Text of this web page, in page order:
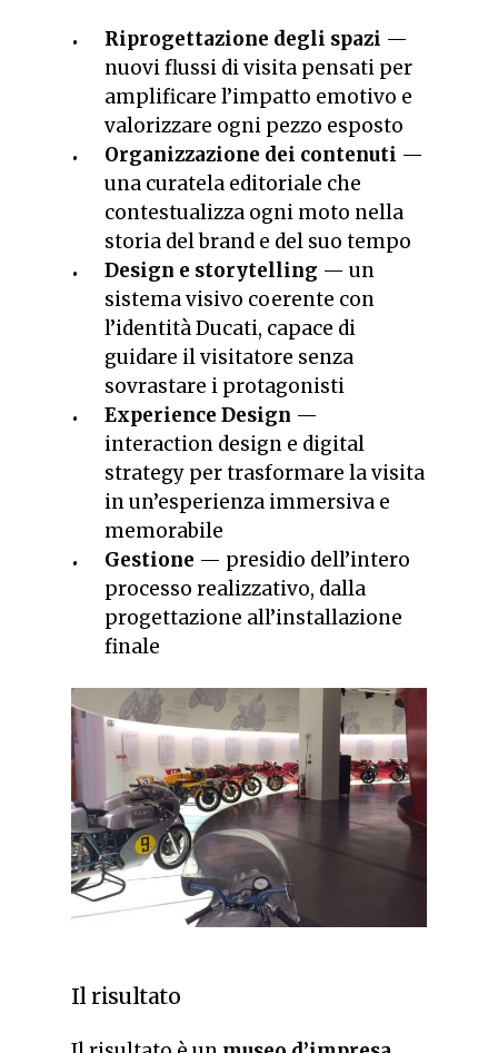
Riprogettazione degli spazi —
nuovi flussi di visita pensati per
amplificare l’impatto emotivo e
valorizzare ogni pezzo esposto
Organizzazione dei contenuti —
una curatela editoriale che
contestualizza ogni moto nella
storia del brand e del suo tempo
Design e storytelling — un
sistema visivo coerente con
l’identità Ducati, capace di
guidare il visitatore senza
sovrastare i protagonisti
Experience Design —
interaction design e digital
strategy per trasformare la visita
in un’esperienza immersiva e
memorabile
Gestione — presidio dell’intero
processo realizzativo, dalla
progettazione all’installazione
finale
Il risultato